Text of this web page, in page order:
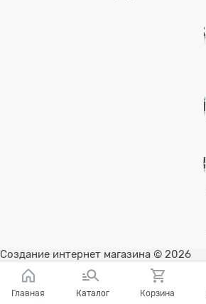
Создание интернет магазина © 2026
Главная Каталог Корзина